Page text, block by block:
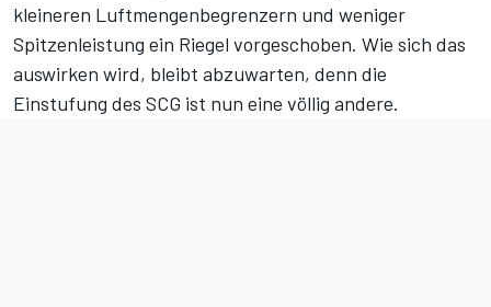
kleineren Luftmengenbegrenzern und weniger
Spitzenleistung ein Riegel vorgeschoben. Wie sich das
auswirken wird, bleibt abzuwarten, denn die
Einstufung des SCG ist nun eine völlig andere.